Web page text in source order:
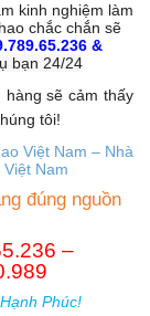
kinh nghiệm làm
chắc chắn sẽ
&
bạn 24/24
sẽ cảm thấy
tôi!
Việt Nam – Nhà
Nam
đúng nguồn
–
Phúc!